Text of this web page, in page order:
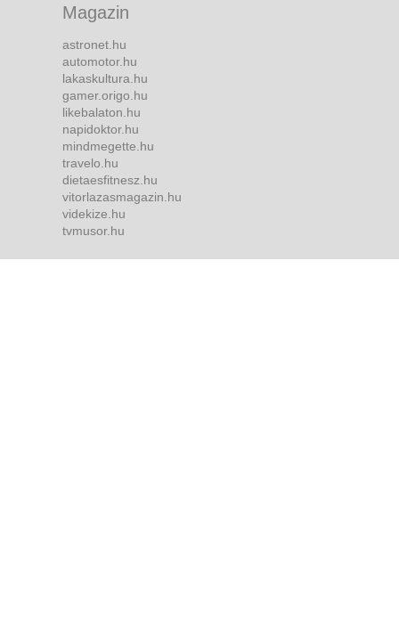
Magazin
astronet.hu
automotor.hu
lakaskultura.hu
gamer.origo.hu
likebalaton.hu
napidoktor.hu
mindmegette.hu
travelo.hu
dietaesfitnesz.hu
vitorlazasmagazin.hu
videkize.hu
tvmusor.hu